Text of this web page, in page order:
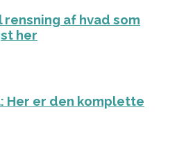
af hvad som
her
Her er den komplette